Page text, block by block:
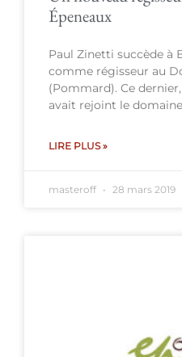
Épeneaux
Paul Zinetti succède à
comme régisseur au
(Pommard). Ce
avait rejoint le domaine
LIRE PLUS »
masteroff 28 mars 2019